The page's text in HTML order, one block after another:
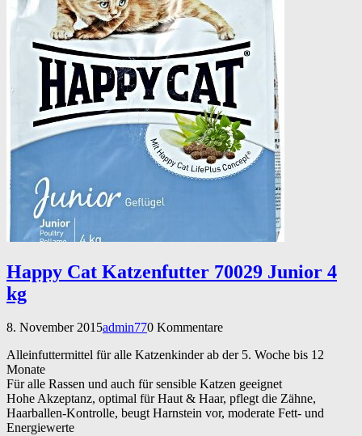
Happy Cat Katzenfutter 70029 Junior 4
kg
8. November 2015admin770 Kommentare
Alleinfuttermittel für alle Katzenkinder ab der 5. Woche bis 12
Monate
Für alle Rassen und auch für sensible Katzen geeignet
Hohe Akzeptanz, optimal für Haut & Haar, pflegt die Zähne,
Haarballen-Kontrolle, beugt Harnstein vor, moderate Fett- und
Energiewerte